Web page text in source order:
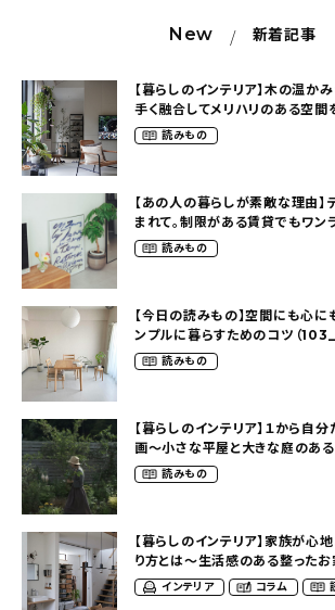
New 新着記事
【暮らしのインテリア】木の温か
手く融合してメリハリのある空間
らす（ki_no_ieさん）
読みもの
【あの人の暮らしが素敵な理由】
まれて。制限がある賃貸でもワン
狭くても好きな暮らしのこと（
読みもの
【今日の読みもの】空間にも心に
ンプルに暮らすためのコツ（
読みもの
【暮らしのインテリア】１から自
画〜小さな平屋と大きな庭のあ
（tsumikiniwaさん）
読みもの
【暮らしのインテリア】家族が心
り方とは〜生活感のある整った
インテリア コラム